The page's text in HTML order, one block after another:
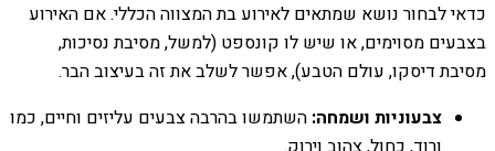
כדאי לבחור נושא שמתאים לאירוע בת המצווה הכללי. אם האירוע
בצבעים מסוימים, או שיש לו קונספט (למשל, מסיבת נסיכות,
מסיבת דיסקו, עולם הטבע), אפשר לשלב את זה בעיצוב הבר.
צבעוניות ושמחה: השתמשו בהרבה צבעים עליזים וחיים, כמו